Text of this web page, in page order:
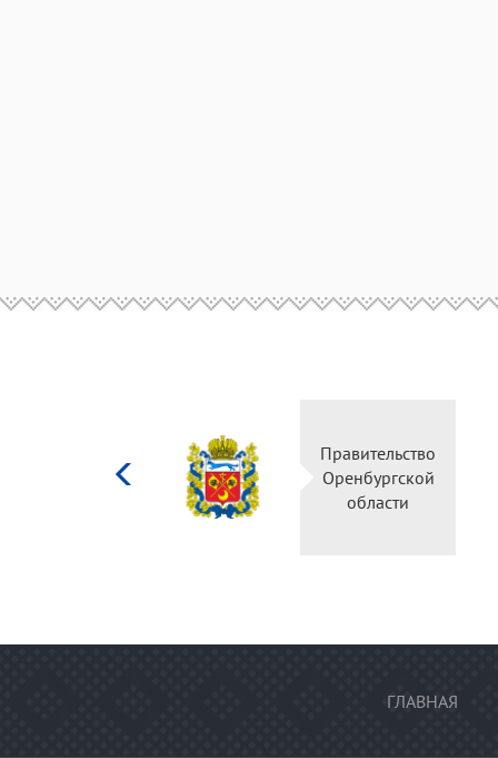
Министерство
культуры
Российской
федерации
ГЛАВНАЯ